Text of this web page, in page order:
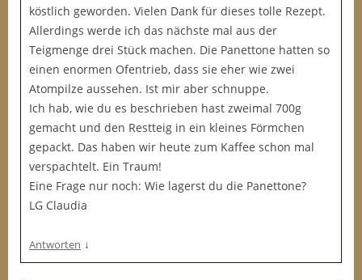
köstlich geworden. Vielen Dank für dieses tolle Rezept.
Allerdings werde ich das nächste mal aus der
Teigmenge drei Stück machen. Die Panettone hatten so
einen enormen Ofentrieb, dass sie eher wie zwei
Atompilze aussehen. Ist mir aber schnuppe.
Ich hab, wie du es beschrieben hast zweimal 700g
gemacht und den Restteig in ein kleines Förmchen
gepackt. Das haben wir heute zum Kaffee schon mal
verspachtelt. Ein Traum!
Eine Frage nur noch: Wie lagerst du die Panettone?
LG Claudia
Antworten ↓